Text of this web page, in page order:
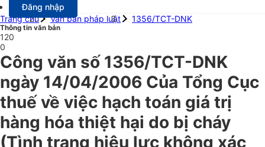
Đăng nhập
Trang chủ
Văn bản pháp luật 1356/TCT-DNK
Thông tin văn bản
120
0
Công văn số 1356/TCT-DNK
ngày 14/04/2006 Của Tổng Cục
thuế về việc hạch toán giá trị
hàng hóa thiệt hại do bị cháy
(Tình trạng hiệu lực không xác